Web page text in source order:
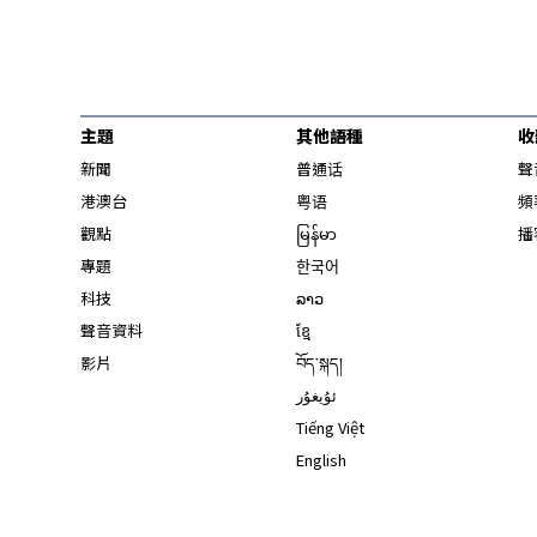
主題
新聞
港澳台
觀點
專題
科技
聲音資料
影片
其他語種
普通话
粤语
မြန်မာ
한국어
ລາວ
ខ្មែ
བོད་སྐད།
ئۇيغۇر
Tiếng Việt
English